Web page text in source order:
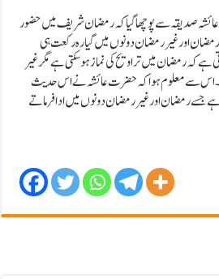
صدیقہ سے پوچھا گیا کہ رمضان شریف میں حضور
رمضان اور غیر رمضان دونوں میں گیارہ رکعت ہی
ہے کہ رمضان میں تراویح کی نماز ہوسکتی ہے مگر غیر
سے معلوم ہوا کہ حضرت عائشہ نے اس حدیث
ہے جسے رمضان اور غیر رمضان دونوں میں ادا فرماتے